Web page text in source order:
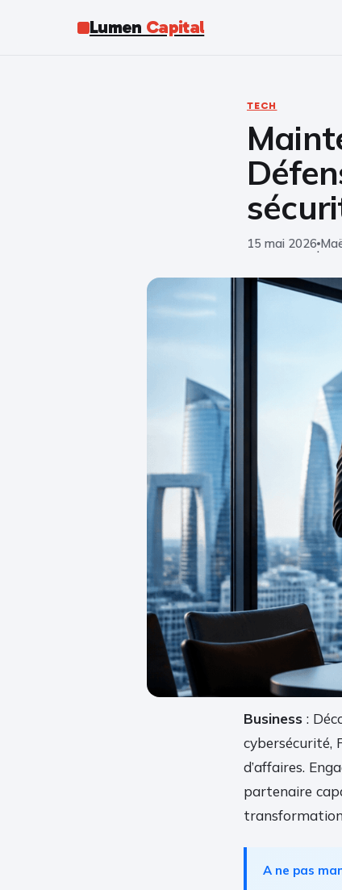
Lumen Capital
TECH
15 mai 2026
·
Business :
cybersécurité,
d’affaires.
partenaire
A ne pas